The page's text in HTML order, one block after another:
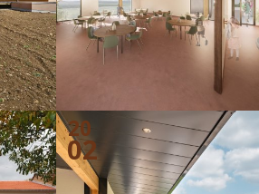
20
02